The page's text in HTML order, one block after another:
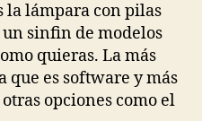
la lámpara con pilas
sinfin de modelos
quieras. La más
que es software y más
opciones como el